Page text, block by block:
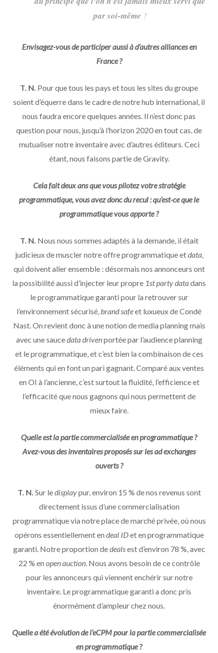
par soi-même !
Envisagez-vous de participer aussi à d’autres alliances en
France ?
T. N. Pour que tous les pays et tous les sites du groupe
soient d’équerre dans le cadre de notre hub international, il
nous faudra encore quelques années. Il n’est donc pas
question pour nous, jusqu’à l’horizon 2020 en tout cas, de
mutualiser notre inventaire avec d’autres éditeurs. Ceci
étant, nous faisons partie de Gravity.
Cela fait deux ans que vous pilotez votre stratégie
programmatique, vous avez donc du recul : qu’est-ce que le
programmatique vous apporte ?
T. N. Nous nous sommes adaptés à la demande, il était
judicieux de muscler notre offre programmatique etdata,
qui doivent aller ensemble : désormais nos annonceurs ont
la possibilité aussi d’injecter leur propre 1st party datadans
le programmatique garanti pour la retrouver sur
l’environnement sécurisé,brand safeet luxueux de Condé
Nast. On revient donc à une notion de media planning mais
avec une saucedata drivenportée par l’audience planning
et le programmatique, et c’est bien la combinaison de ces
éléments qui en font un pari gagnant. Comparé aux ventes
en OI à l’ancienne, c’est surtout la fluidité, l’efficience et
l’efficacité que nous gagnons qui nous permettent de
mieux faire.
Quelle est la partie commercialisée en programmatique ?
Avez-vous des inventaires proposés sur les ad exchanges
ouverts ?
T. N. Sur ledisplaypur, environ 15 % de nos revenus sont
directement issus d’une commercialisation
programmatique via notre place de marché privée, où nous
opérons essentiellement en deal IDet en programmatique
garanti. Notre proportion dedealsest d’environ 78 %, avec
22 % en open auction. Nous avons besoin de ce contrôle
pour les annonceurs qui viennent enchérir sur notre
inventaire. Le programmatique garanti a donc pris
énormément d’ampleur chez nous.
Quelle a été évolution de l’eCPM pour la partie commercialisée
en programmatique ?